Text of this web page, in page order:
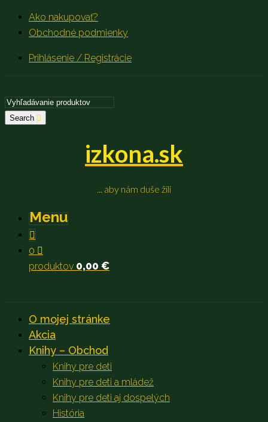
Ako nakupovať?
Obchodné podmienky
Prihlásenie / Registrácie
Search
izkona.sk
... aby nám duše žili
Menu
0
produktov 0,00 €
O mojej stránke
Akcia
Knihy – Obchod
Knihy pre deti
Knihy pre deti a mládež
Knihy pre deti aj dospelých
História